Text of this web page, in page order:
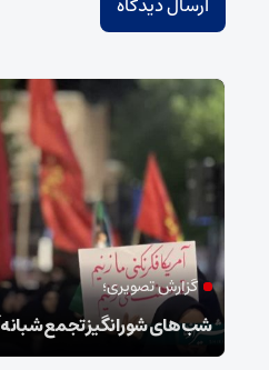
گزارش تصویری؛
شب‌های شورانگیز تجمع شبانه